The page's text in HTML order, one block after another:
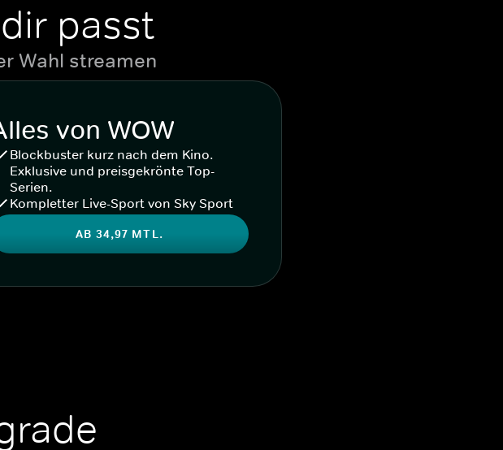
passt
Wahl streamen
von WOW
Blockbuster kurz nach dem Kino.
Exklusive und preisgekrönte Top-
Serien.
Kompletter Live-Sport von Sky Sport
AB 34,97 MTL.